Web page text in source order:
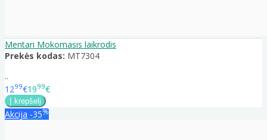
Mentari Mokomasis laikrodis
Prekės kodas: MT7304
..
1299€1999€
Akcija -35%